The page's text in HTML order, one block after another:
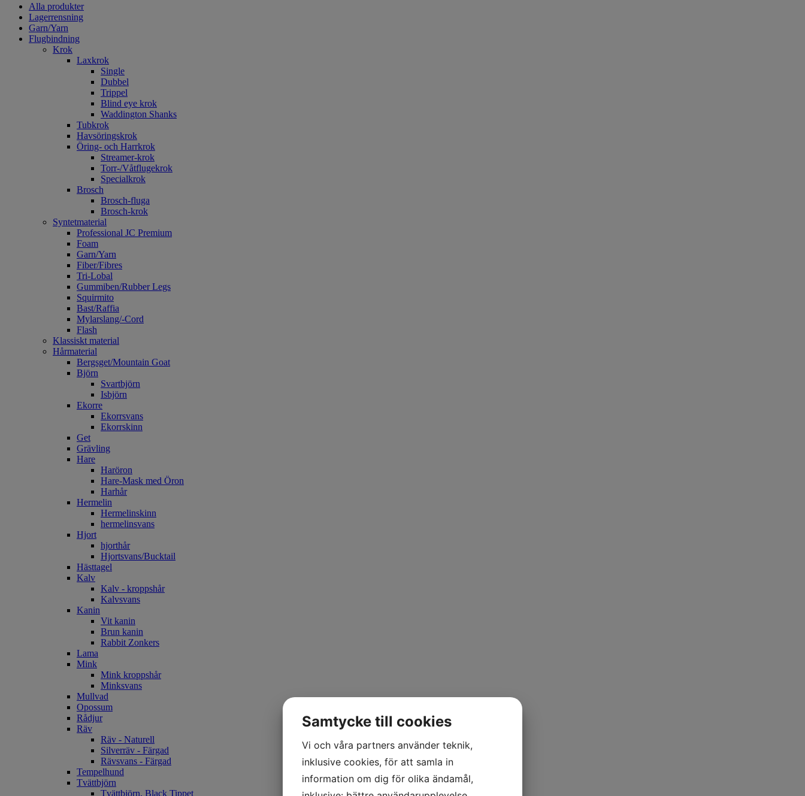
Alla produkter
Lagerrensning
Garn/Yarn
Flugbindning
Krok
Laxkrok
Single
Dubbel
Trippel
Blind eye krok
Waddington Shanks
Tubkrok
Havsöringskrok
Öring- och Harrkrok
Streamer-krok
Torr-/Våtflugekrok
Specialkrok
Brosch
Brosch-fluga
Brosch-krok
Syntetmaterial
Professional JC Premium
Foam
Garn/Yarn
Fiber/Fibres
Tri-Lobal
Gummiben/Rubber Legs
Squirmito
Bast/Raffia
Mylarslang/-Cord
Flash
Klassiskt material
Hårmaterial
Bergsget/Mountain Goat
Björn
Svartbjörn
Isbjörn
Ekorre
Ekorrsvans
Ekorrskinn
Get
Grävling
Hare
Haröron
Hare-Mask med Öron
Harhår
Hermelin
Hermelinskinn
hermelinsvans
Hjort
hjorthår
Hjortsvans/Bucktail
Hästtagel
Kalv
Kalv - kroppshår
Kalvsvans
Kanin
Vit kanin
Brun kanin
Rabbit Zonkers
Lama
Mink
Mink kroppshår
Minksvans
Mullvad
Opossum
Rådjur
Räv
Räv - Naturell
Silverräv - Färgad
Rävsvans - Färgad
Tempelhund
Tvättbjörn
Tvättbjörn, Black Tippet
Samtycke till cookies
Vi och våra partners använder teknik,
inklusive cookies, för att samla in
information om dig för olika ändamål,